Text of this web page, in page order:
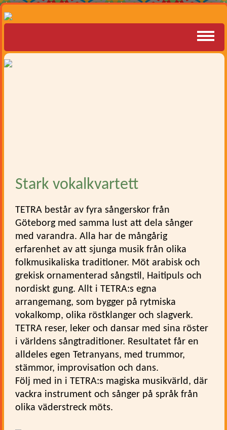
Stark vokalkvartett
TETRA består av fyra sångerskor från
Göteborg med samma lust att dela sånger
med varandra. Alla har de mångårig
erfarenhet av att sjunga musik från olika
folkmusikaliska traditioner. Möt arabisk och
grekisk ornamenterad sångstil, Haitipuls och
nordiskt gung. Allt i TETRA:s egna
arrangemang, som bygger på rytmiska
vokalkomp, olika röstklanger och slagverk.
TETRA reser, leker och dansar med sina röster
i världens sångtraditioner. Resultatet får en
alldeles egen Tetranyans, med trummor,
stämmor, improvisation och dans.
Följ med in i TETRA:s magiska musikvärld, där
vackra instrument och sånger på språk från
olika väderstreck möts.